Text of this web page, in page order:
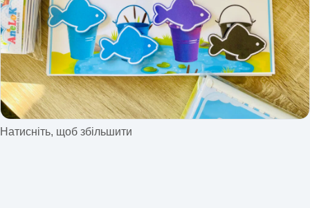
Натисніть, щоб збільшити